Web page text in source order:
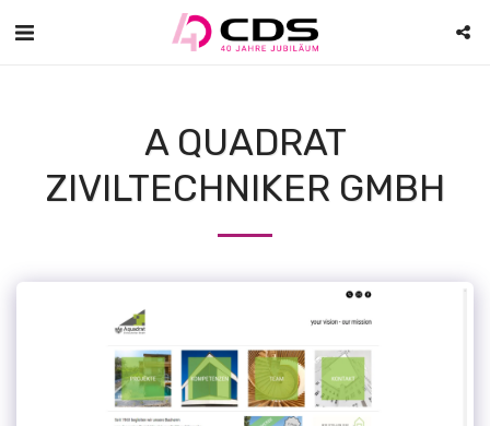
A QUADRAT
ZIVILTECHNIKER GMBH